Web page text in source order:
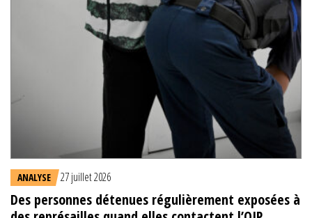
ANALYSE 27 juillet 2026
Des personnes détenues régulièrement exposées à